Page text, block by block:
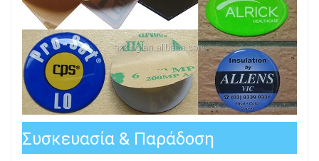
Συσκευασία & Παράδοση